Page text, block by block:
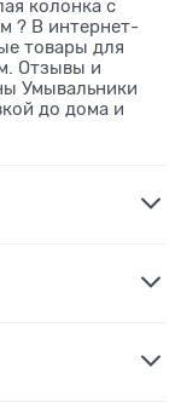
колонка с
? В интернет-
товары для
Отзывы и
Умывальники
до дома и